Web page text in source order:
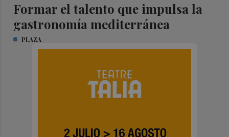
Formar el talento que impulsa la
gastronomía mediterránea
PLAZA